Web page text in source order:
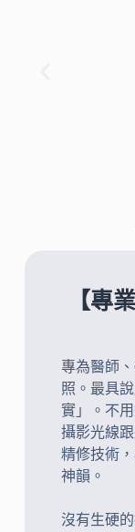
【專
專為醫師
照。最具
實」。不
攝影光線
精修技術
神韻。
沒有生硬